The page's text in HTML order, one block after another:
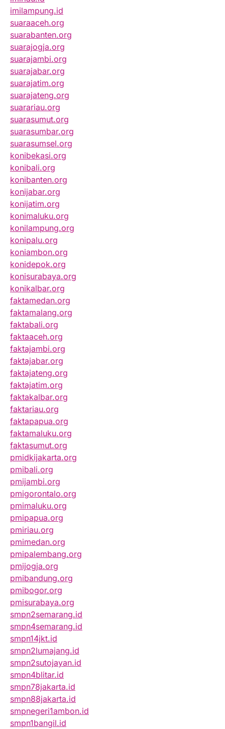
imilampung.id
suaraaceh.org
suarabanten.org
suarajogja.org
suarajambi.org
suarajabar.org
suarajatim.org
suarajateng.org
suarariau.org
suarasumut.org
suarasumbar.org
suarasumsel.org
konibekasi.org
konibali.org
konibanten.org
konijabar.org
konijatim.org
konimaluku.org
konilampung.org
konipalu.org
koniambon.org
konidepok.org
konisurabaya.org
konikalbar.org
faktamedan.org
faktamalang.org
faktabali.org
faktaaceh.org
faktajambi.org
faktajabar.org
faktajateng.org
faktajatim.org
faktakalbar.org
faktariau.org
faktapapua.org
faktamaluku.org
faktasumut.org
pmidkijakarta.org
pmibali.org
pmijambi.org
pmigorontalo.org
pmimaluku.org
pmipapua.org
pmiriau.org
pmimedan.org
pmipalembang.org
pmijogja.org
pmibandung.org
pmibogor.org
pmisurabaya.org
smpn2semarang.id
smpn4semarang.id
smpn14jkt.id
smpn2lumajang.id
smpn2sutojayan.id
smpn4blitar.id
smpn78jakarta.id
smpn88jakarta.id
smpnegeri1ambon.id
smpn1bangil.id